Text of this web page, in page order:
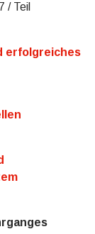
/ Teil
erfolgreiches